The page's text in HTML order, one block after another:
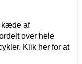
kæde af
over hele
Klik her for at